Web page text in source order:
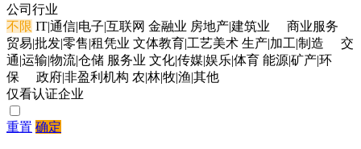
公司行业
不限 IT|通信|电子|互联网 金融业 房地产|建筑业
商业服务
贸易|批发|零售|租凭业 文体教育|工艺美术 生产|加工|制造
交
通|运输|物流|仓储 服务业 文化|传媒|娱乐|体育 能源|矿产|环
保
政府|非盈利机构 农|林|牧|渔|其他
仅看认证企业
重置 确定